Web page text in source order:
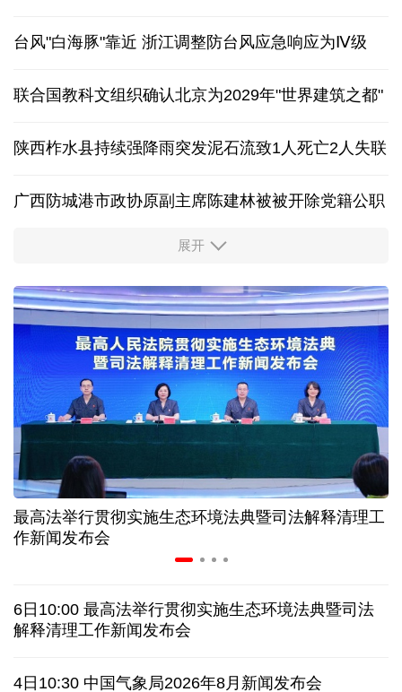
台风"白海豚"靠近 浙江调整防台风应急响应为Ⅳ级
联合国教科文组织确认北京为2029年"世界建筑之都"
陕西柞水县持续强降雨突发泥石流致1人死亡2人失联
广西防城港市政协原副主席陈建林被被开除党籍公职
中国多地出台带薪休假新政 释放消费潜力
入境游火热 前7月北京离境退税各项数据均创新高
我国自阿根廷进口的牛肉已达到规定数量的50%
上半年我国黄金消费量511.412吨 同比增长1.23%
AI客服承诺不实、人工客服接入困难 中消协回应
数据有了“身份证” 我国正稳步推进数据产权登记
白宫否认特朗普与赫格塞思因弹药库存短缺发生争执
美媒称美国增派人手 在古巴加大力度开展情报活动
展开
最高法举行贯彻实施生态环境法典暨司法解释清理工
作新闻发布会
6日10:00 最高法举行贯彻实施生态环境法典暨司法
解释清理工作新闻发布会
4日10:30 中国气象局2026年8月新闻发布会